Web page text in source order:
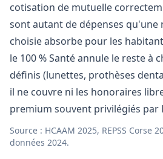
cotisation de mutuelle
sont autant de dépenses qu'une
choisie absorbe pour les
le 100 % Santé annule le reste à
définis (lunettes, prothèses
il ne couvre ni les honoraires
premium souvent privilégiés par
Source : HCAAM 2025, REPSS Corse
données 2024.